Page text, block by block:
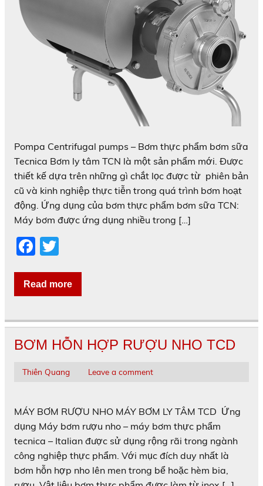
Pompa Centrifugal pumps – Bơm thực phẩm bơm sữa
Tecnica Bơm ly tâm TCN là một sản phẩm mới. Được
thiết kế dựa trên những gì chắt lọc được từ phiên bản
cũ và kinh nghiệp thực tiễn trong quá trình bơm hoạt
động. Ứng dụng của bơm thực phẩm bơm sữa TCN:
Máy bơm được ứng dụng nhiều trong […]
F
c
e
b
o
k
itt
er
Read more
BƠM HỖN HỢP RƯỢU NHO TCD
Thiên Quang Leave a comment
MÁY BƠM RƯỢU NHO MÁY BƠM LY TÂM TCD Ứng
dụng Máy bơm rượu nho – máy bơm thực phẩm
tecnica – Italian được sử dụng rộng rãi trong ngành
công nghiệp thực phẩm. Với mục đích duy nhất là
bơm hỗn hợp nho lên men trong bể hoặc hèm bia,